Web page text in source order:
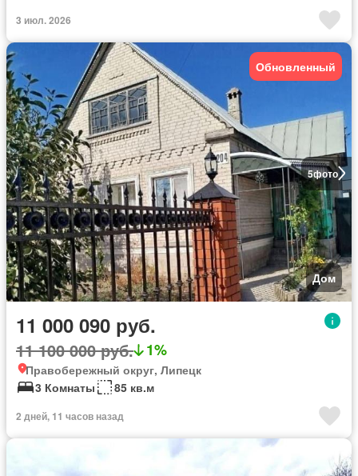
3 июл. 2026
5фото
Обновленный
Дом
11 000 090 руб.
11 100 000 руб. 1%
Правобережный округ, Липецк
3 Комнаты
85 кв.м
2 дней, 11 часов назад